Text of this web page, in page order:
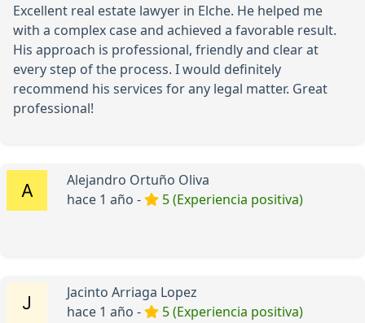
Excellent real estate lawyer in Elche. He helped me
with a complex case and achieved a favorable result.
His approach is professional, friendly and clear at
every step of the process. I would definitely
recommend his services for any legal matter. Great
professional!
Alejandro Ortuño Oliva
hace 1 año -
5 (Experiencia positiva)
Jacinto Arriaga Lopez
hace 1 año -
5 (Experiencia positiva)